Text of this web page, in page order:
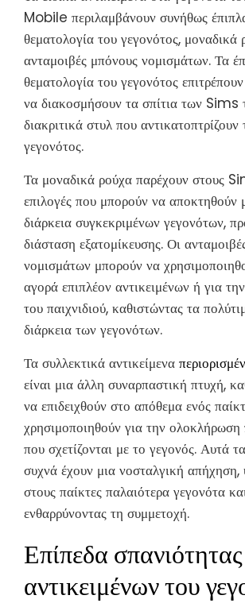
Mobile περιλαμβάνουν συνήθως
θεματολογία του γεγονότος, μοναδικά
ανταμοιβές μπόνους νομισμάτων. Τα
θεματολογία του γεγονότος
να διακοσμήσουν τα σπίτια των Sims
διακριτικά στυλ που
γεγονότος.
Τα μοναδικά ρούχα παρέχουν στους
επιλογές που μπορούν να αποκτηθούν
διάρκεια συγκεκριμένων γεγονότων,
διάσταση εξατομίκευσης. Οι
νομισμάτων μπορούν να
αγορά επιπλέον αντικειμένων ή για
του παιχνιδιού, καθιστώντας τα
διάρκεια των γεγονότων.
Τα συλλεκτικά αντικείμενα
είναι μια άλλη συναρπαστική πτυχή,
να επιδειχθούν στο απόθεμα ενός
χρησιμοποιηθούν για την
που σχετίζονται με το γεγονός. Αυτά
συχνά έχουν μια νοσταλγική απήχηση,
στους παίκτες παλαιότερα γεγονότα
ενθαρρύνοντας τη συμμετοχή.
Επίπεδα
αντικειμένων του